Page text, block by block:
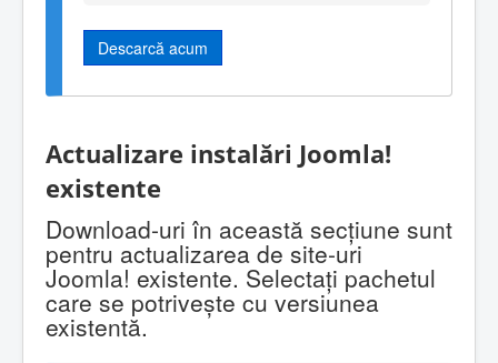
Descarcă acum
Actualizare instalări Joomla!
existente
Download-uri în această secţiune sunt
pentru actualizarea de site-uri
Joomla! existente. Selectaţi pachetul
care se potriveşte cu versiunea
existentă.